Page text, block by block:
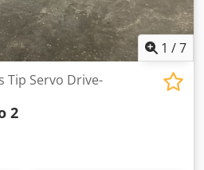
1 /7
Tip Servo Drive-
2